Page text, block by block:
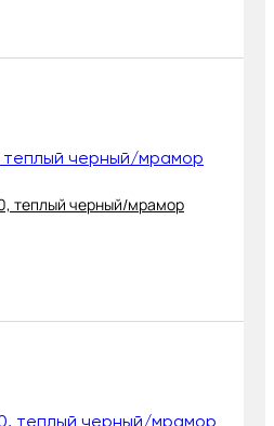
теплый черный/мрамор